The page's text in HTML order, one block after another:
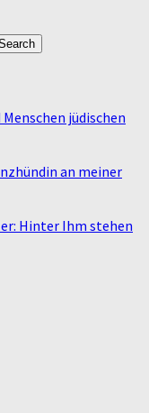
jüdischen
an meiner
Hinter Ihm stehen